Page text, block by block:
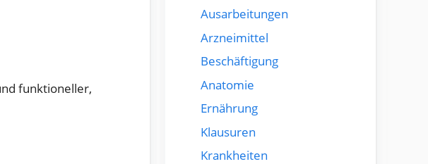
funktioneller,
Ausarbeitungen
Arzneimittel
Beschäftigung
Anatomie
Ernährung
Klausuren
Krankheiten